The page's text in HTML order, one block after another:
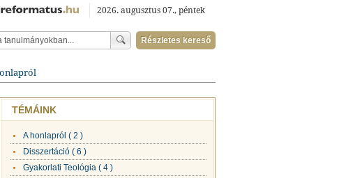
2026. augusztus 07., péntek
Részletes kereső
TÉMÁINK
A honlapról ( 2 )
Disszertáció ( 6 )
Gyakorlati Teológia ( 4 )